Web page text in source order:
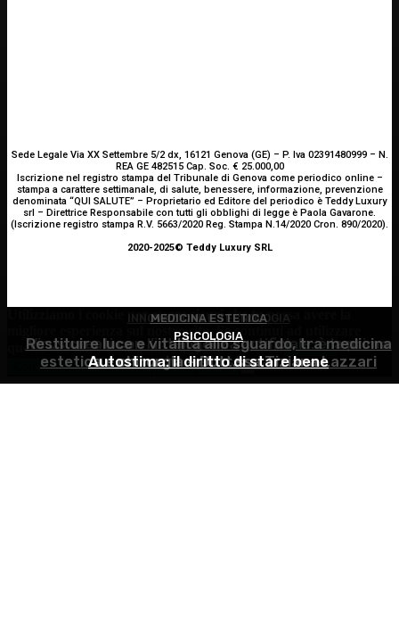
INNOVAZIONE E TECNOLOGIA
Virus creati con l’intelligenza artificiale: è la prima
volta nella storia
MEDICINA ESTETICA
Restituire luce e vitalità allo sguardo, tra medicina
estetica e chirurgia – Dott.ssa Tiziana Lazzari
PSICOLOGIA
Autostima: il diritto di stare bene
Sede Legale Via XX Settembre 5/2 dx, 16121 Genova (GE) – P. Iva 02391480999 – N.
REA GE 482515 Cap. Soc. € 25.000,00
Iscrizione nel registro stampa del Tribunale di Genova come periodico online –
stampa a carattere settimanale, di salute, benessere, informazione, prevenzione
denominata “QUI SALUTE” – Proprietario ed Editore del periodico è Teddy Luxury
srl – Direttrice Responsabile con tutti gli obblighi di legge è Paola Gavarone.
(Iscrizione registro stampa R.V. 5663/2020 Reg. Stampa N.14/2020 Cron. 890/2020).
2020-2025© Teddy Luxury SRL
Utilizziamo i cookie per essere sicuri che tu possa avere la
migliore esperienza sul nostro sito. Se continui ad utilizzare
questo sito noi constatiamo che tu ne sia felice. Accetto
Continua senza accettare
Privacy policy